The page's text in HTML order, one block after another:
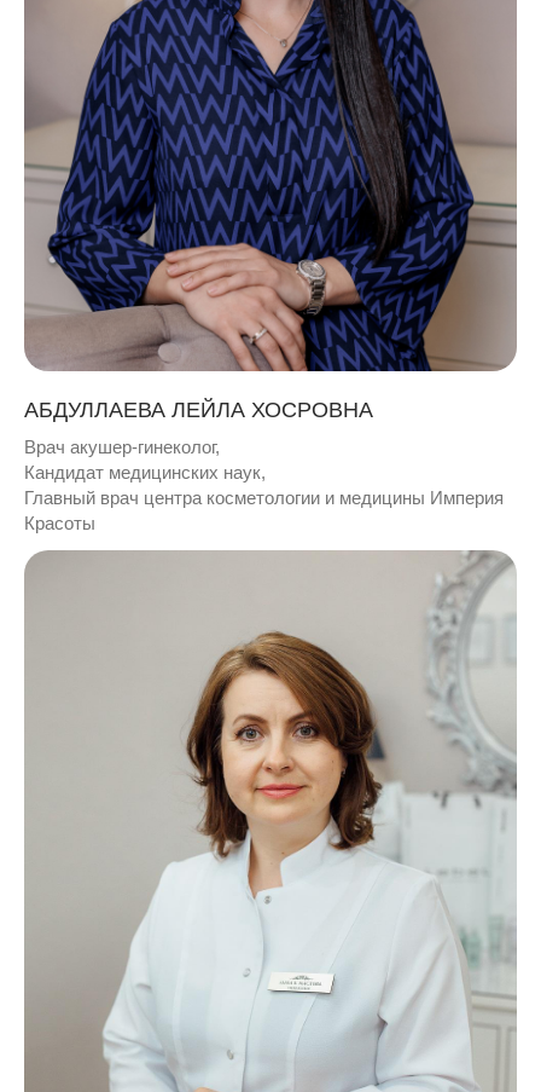
АБДУЛЛАЕВА ЛЕЙЛА ХОСРОВНА
Врач акушер-гинеколог,
Кандидат медицинских наук,
Главный врач центра косметологии и медицины Империя
Красоты